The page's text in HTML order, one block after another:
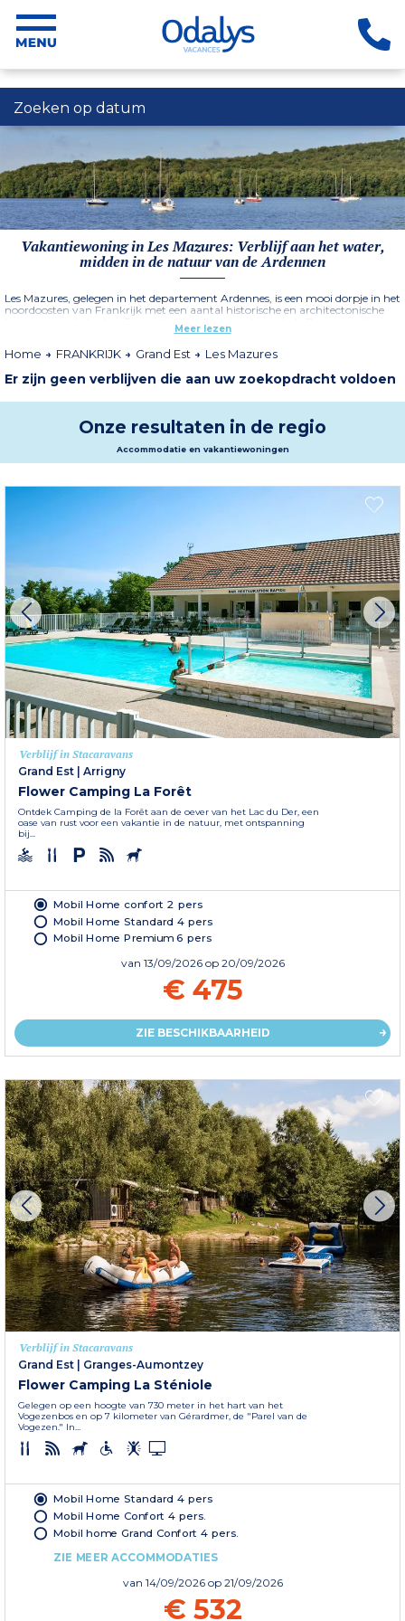
Zoeken op datum
Vakantiewoning in Les Mazures: Verblijf aan het water,
midden in de natuur van de Ardennen
Les Mazures, gelegen in het departement Ardennes, is een mooi dorpje in het
noordoosten van Frankrijk met een aantal historische en architectonische
bezienswaardigheden. Dit oude middeleeuwse dorp uit de 11e eeuw is de
ideale bestemming om helemaal tot rust te komen en de lokale
het Lac des Vieilles-Forges biedt de natuurlijke omgeving natuurliefhebbers
het water.
Meer lezen
Home FRANKRIJK Grand Est Les Mazures
Er zijn geen verblijven die aan uw zoekopdracht voldoen
Onze resultaten in de regio
Accommodatie en vakantiewoningen
Verblijf in Stacaravans
Grand Est
Arrigny
Flower Camping La Forêt
Ontdek Camping de la Forêt aan de oever van het Lac du Der, een
oase van rust voor een vakantie in de natuur, met ontspanning
bij...
Mobil Home confort 2 pers
Mobil Home Standard 4 pers
Mobil Home Premium 6 pers
van 13/09/2026 op 20/09/2026
€ 475
ZIE BESCHIKBAARHEID
Verblijf in Stacaravans
Grand Est
Granges-Aumontzey
Flower Camping La Sténiole
Gelegen op een hoogte van 730 meter in het hart van het
Vogezenbos en op 7 kilometer van Gérardmer, de "Parel van de
Vogezen." In...
Mobil Home Standard 4 pers
Mobil Home Confort 4 pers.
Mobil home Grand Confort 4 pers.
ZIE MEER ACCOMMODATIES
van 14/09/2026 op 21/09/2026
€ 532